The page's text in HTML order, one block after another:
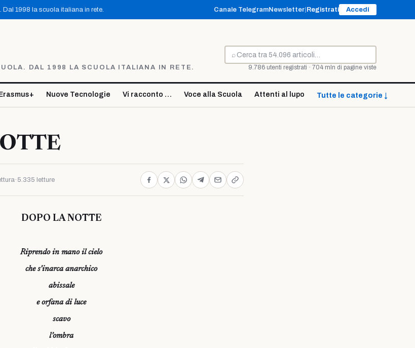
Dal 1998 la scuola italiana in rete. Canale TelegramNewsletter Registrati Accedi
DAL 1998 LA SCUOLA ITALIANA IN RETE.
⌕
Cerca
9.786 utenti registrati · 704 mln di pagine viste
Erasmus+ Nuove Tecnologie Vi racconto … Voce alla Scuola Attenti al lupo Tutte le categorie ↓
· 5.335 letture
DOPO LA NOTTE
Riprendo in mano il cielo
che s’inarca anarchico
abissale
e orfana di luce
scavo
l’ombra